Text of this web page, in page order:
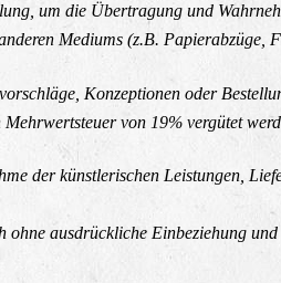
um die Übertragung und
Mediums (z.B. Papierabzüge,
Konzeptionen oder
von 19% vergütet
der künstlerischen Leistungen,
ausdrückliche Einbeziehung